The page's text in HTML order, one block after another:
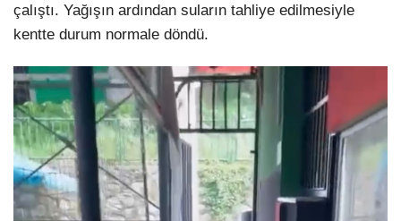
çalıştı. Yağışın ardından suların tahliye edilmesiyle
kentte durum normale döndü.